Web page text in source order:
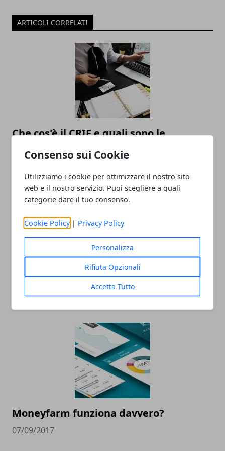
Consenso sui Cookie
Utilizziamo i cookie per ottimizzare il nostro sito
web e il nostro servizio. Puoi scegliere a quali
categorie dare il tuo consenso.
Cookie Policy | Privacy Policy
Personalizza
Rifiuta Opzionali
Accetta Tutto
ARTICOLI CORRELATI
Che cos'è il CRIF e quali sono le
Assicurazioni e mutuo: che consigli può
dare MA Assicurazioni?
Moneyfarm funziona davvero?
07/09/2017